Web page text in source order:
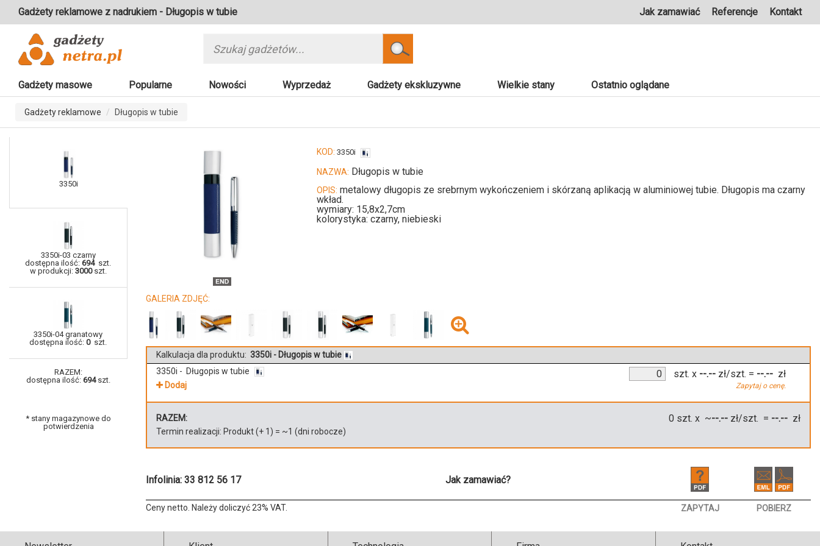
Gadżety reklamowe z nadrukiem - Długopis w tubie Jak zamawiać Referencje Kontakt
Szukaj
Gadżety masowe Popularne Nowości Wyprzedaż Gadżety ekskluzywne Wielkie stany Ostatnio oglądane
Gadżety reklamowe Długopis w tubie
3350i
3350i-03 czarny
dostępna ilość: 694szt.
w produkcji: 3000szt.
3350i-04 granatowy
dostępna ilość: 0szt.
RAZEM:
dostępna ilość: 694szt.
* stany magazynowe do
potwierdzenia
KOD: 3350i
NAZWA: Długopis w tubie
OPIS: metalowy długopis ze srebrnym wykończeniem i skórzaną aplikacją w aluminiowej tubie. Długopis ma czarny
wkład.
wymiary: 15,8x2,7cm
kolorystyka: czarny, niebieski
GALERIA ZDJĘĆ:
Kalkulacja dla produktu: 3350i - Długopis w tubie
3350i - Długopis w tubie
szt. x --.-- zł/szt.
Zapytaj o cenę.
= --.-- zł
Dodaj
RAZEM: 0 szt. x ~--.-- zł/szt. = --.-- zł
Termin realizacji: Produkt(+ 1 ) = ~1 (dni robocze)
Infolinia: 33 812 56 17 Jak zamawiać?
Ceny netto. Należy doliczyć 23% VAT. ZAPYTAJ POBIERZ